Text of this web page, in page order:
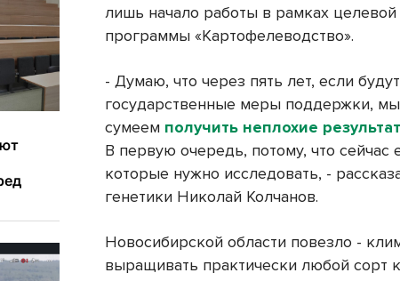
лишь начало работы в рамках целевой
программы «Картофелеводство».
- Думаю, что через пять лет, если будут
государственные меры поддержки, мы
сумеем получить неплохие
В первую очередь, потому, что
которые нужно исследовать, -
генетики Николай Колчанов.
Новосибирской области повезло -
выращивать практически любой сорт